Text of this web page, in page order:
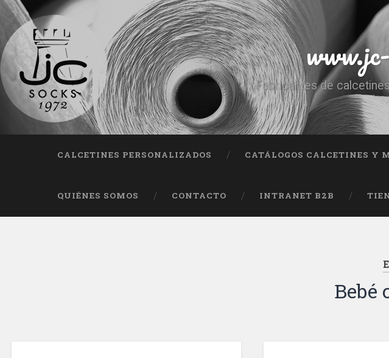
Fabricantes de
CALCETINES PERSONALIZADOS CATÁLOGOS CALCETINES Y
QUIÉNES SOMOS CONTACTO INTRANET B2B
Bebé